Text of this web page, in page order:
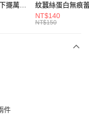
即使用無須另外申請。
款截止日，確認付款後即完
易確認頁面所載為準。
支付方式。 讓您購物簡單
擺萬用
2L-
中大
紋蠶絲蛋白無痕
角內褲(白.粉.藍.
3L)-L28眼圈熊中
NT$140
NT$150
件